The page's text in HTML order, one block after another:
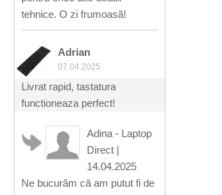
tehnice. O zi frumoasă!
Adrian
07.04.2025
Livrat rapid, tastatura
functioneaza perfect!
Adina - Laptop
Direct |
14.04.2025
Ne bucurăm că am putut fi de